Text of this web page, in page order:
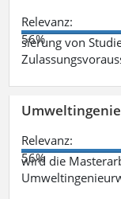
Relevanz:
56%
sierung von
Relevanz:
56%
wird die